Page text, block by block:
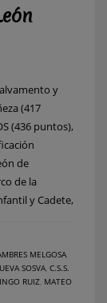
y
(417
(436 puntos),
de
de la
y Cadete,
MELGOSA
SOSVA C.S.S.
RUIZ MATEO